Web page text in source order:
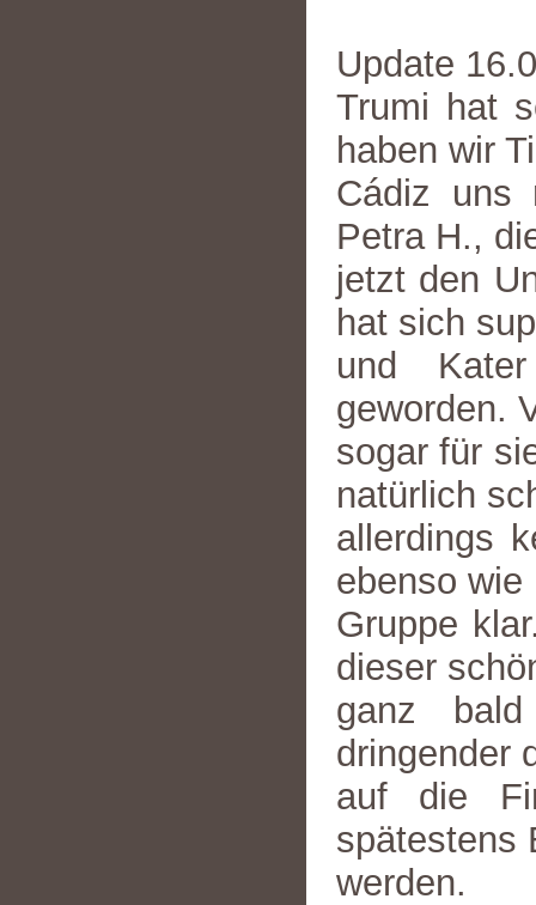
Update
Trumi hat
haben wir
Cádiz uns
Petra H.,
jetzt den
hat sich
und
geworden.
sogar für
natürlich
allerdings
ebenso
Gruppe
dieser
ganz
dringender
auf die
spätestens
werden.